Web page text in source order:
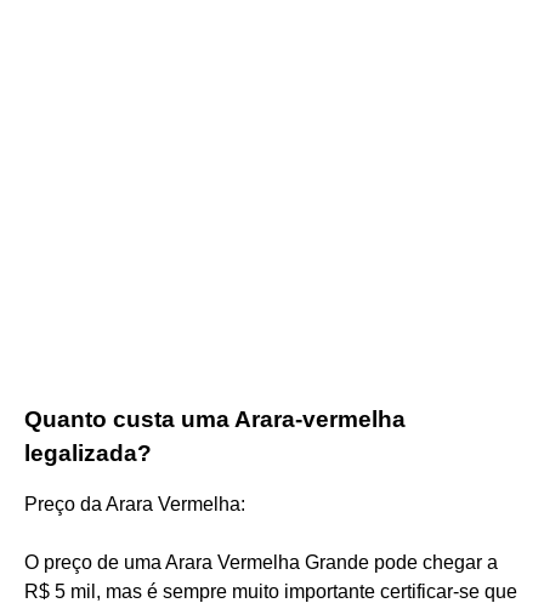
Quanto custa uma Arara-vermelha
legalizada?
Preço da Arara Vermelha:
O preço de uma Arara Vermelha Grande pode chegar a
R$ 5 mil, mas é sempre muito importante certificar-se que